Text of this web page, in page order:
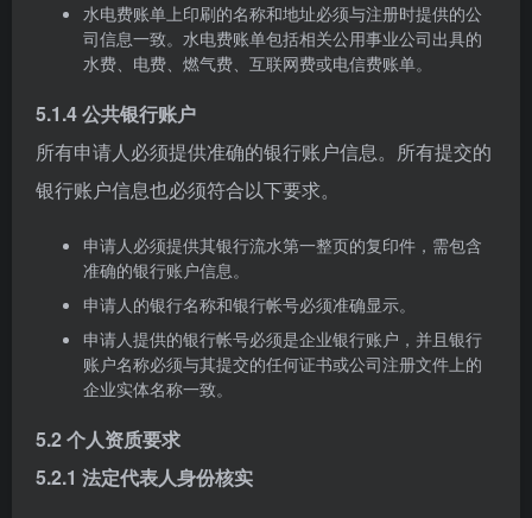
水电费账单上印刷的名称和地址必须与注册时提供的公
司信息一致。水电费账单包括相关公用事业公司出具的
水费、电费、燃气费、互联网费或电信费账单。
5.1.4 公共银行账户
所有申请人必须提供准确的银行账户信息。所有提交的
银行账户信息也必须符合以下要求。
申请人必须提供其银行流水第一整页的复印件，需包含
准确的银行账户信息。
申请人的银行名称和银行帐号必须准确显示。
申请人提供的银行帐号必须是企业银行账户，并且银行
账户名称必须与其提交的任何证书或公司注册文件上的
企业实体名称一致。
5.2 个人资质要求
5.2.1 法定代表人身份核实